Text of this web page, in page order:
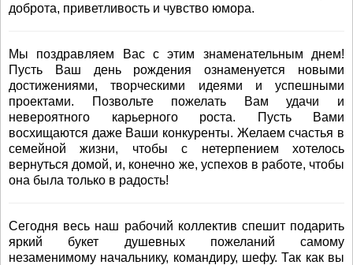
доброта, приветливость и чувство юмора.
Мы поздравляем Вас с этим знаменательным днем!
Пусть Ваш день рождения ознаменуется новыми
достижениями, творческими идеями и успешными
проектами. Позвольте пожелать Вам удачи и
невероятного карьерного роста. Пусть Вами
восхищаются даже Ваши конкуренты. Желаем счастья в
семейной жизни, чтобы с нетерпением хотелось
вернуться домой, и, конечно же, успехов в работе, чтобы
она была только в радость!
Сегодня весь наш рабочий коллектив спешит подарить
яркий букет душевных пожеланий самому
незаменимому начальнику, командиру, шефу. Так как вы